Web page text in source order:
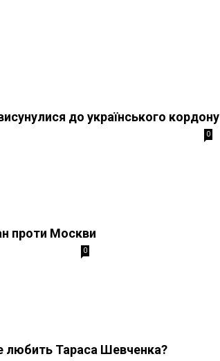
до українського кордону
0
проти Москви
0
любить Тараса Шевченка?